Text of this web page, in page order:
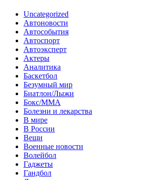
Uncategorized
Автоновости
Автособытия
Автоспорт
Автоэксперт
Актеры
Аналитика
Баскетбол
Безумный мир
Биатлон/Лыжи
Бокс/MMA
Болезни и лекарства
В мире
В России
Вещи
Военные новости
Волейбол
Гаджеты
Гандбол